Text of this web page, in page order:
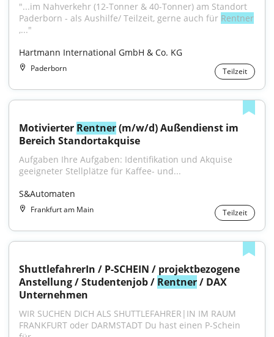
"...im Nahverkehr (12-Tonner & 40-Tonner) am Standort
Paderborn - als Aushilfe/ Teilzeit, gerne auch für Rentner
,..."
Hartmann International GmbH & Co. KG
Paderborn Teilzeit
Motivierter Rentner (m/w/d) Außendienst im
Bereich Standortakquise
Aufgaben Ihre Aufgaben: Identifikation und Akquise
geeigneter Stellplätze für Kaffee- und...
S&Automaten
Frankfurt am Main Teilzeit
ShuttlefahrerIn / P-SCHEIN / projektbezogene
Anstellung / Studentenjob / Rentner / DAX
Unternehmen
WIR SUCHEN DICH ALS SHUTTLEFAHRER|IN IM RAUM
FRANKFURT oder DARMSTADT Du hast einen P-Schein